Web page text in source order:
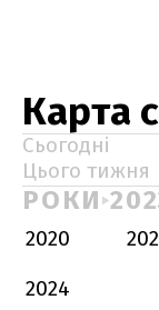
Карта
Сьогодні
Цього тижня
РОКИ
2020
2024